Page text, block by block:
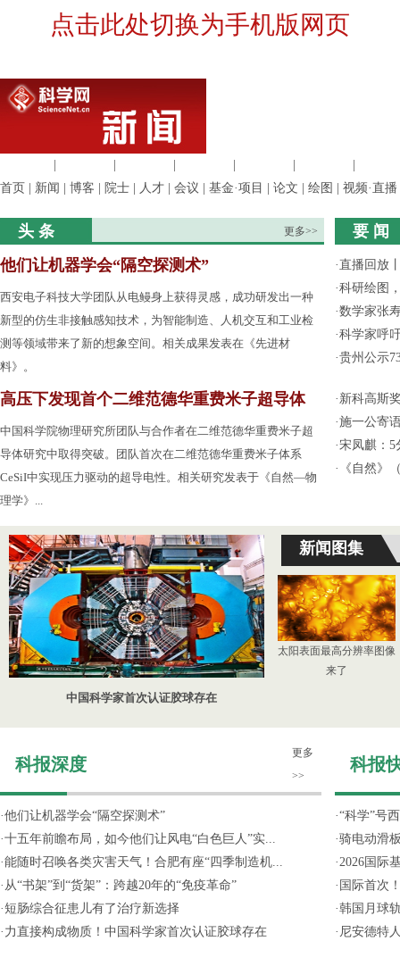
点击此处切换为手机版网页
首页
新闻 博客 院士 人才 会议 基金·项目 论文 绘图 视频·直播
头 条 更多>>
他们让机器学会“隔空探测术”
西安电子科技大学团队从电鳗身上获得灵感，成功研发出一种
新型的仿生非接触感知技术，为智能制造、人机交互和工业检
测等领域带来了新的想象空间。相关成果发表在《先进材
料》。
高压下发现首个二维范德华重费米子超导体
中国科学院物理研究所团队与合作者在二维范德华重费米子超
导体研究中取得突破。团队首次在二维范德华重费米子体系
CeSiI中实现压力驱动的超导电性。相关研究发表于《自然—物
理学》...
要 闻
·直播回放
·科研绘图
·数学家张
·科学家呼
·贵州公示
· 新科高斯
·施一公寄
·宋凤麒：5
·
《自然》
中国科学家首次认证胶球存在
新闻图集
太阳表面最高分辨率图像
来了
科报深度
更多
>>
·他们让机器学会“隔空探测术”
·十五年前瞻布局，如今他们让风电“白色巨人”实...
·能随时召唤各类灾害天气！合肥有座“四季制造机...
· 从“书架”到“货架”：跨越20年的“免疫革命”
· 短肠综合征患儿有了治疗新选择
· 力直接构成物质！中国科学家首次认证胶球存在
科报
·“科学”号
·骑电动滑
·2026国际
· 国际首次
·韩国月球
· 尼安德特